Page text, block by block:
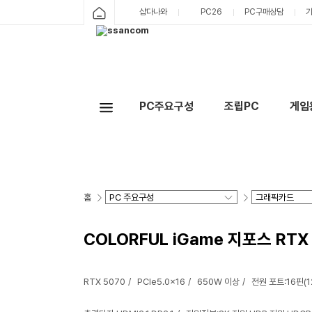
샵다나와 PC26 PC구매상담
PC주요구성 조립PC 게
홈
COLORFUL iGame 지포스
RTX 5070 PCIe5.0x16 650W 이상 전원 포트:16핀